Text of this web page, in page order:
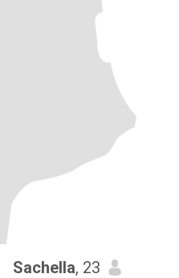
Sachella, 23